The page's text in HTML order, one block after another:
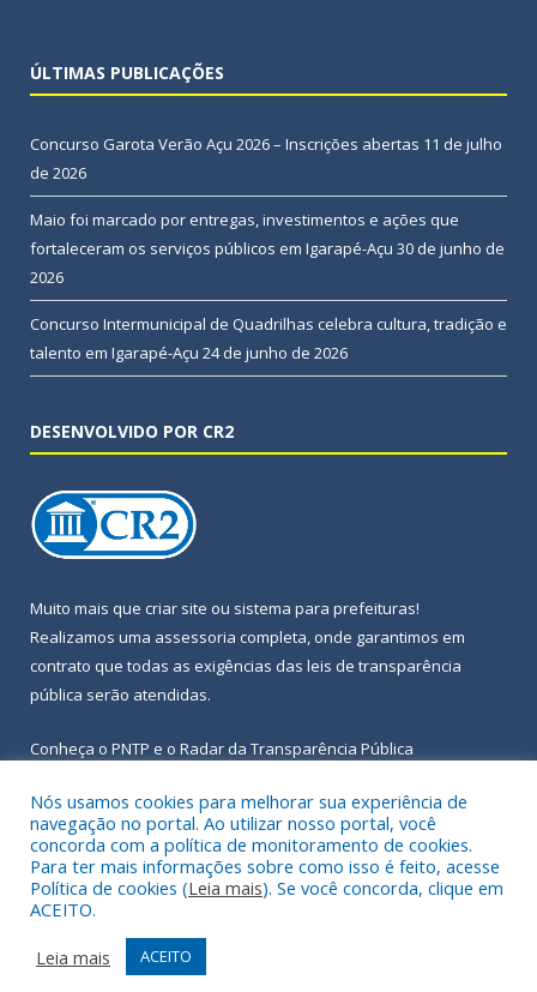
ÚLTIMAS PUBLICAÇÕES
Concurso Garota Verão Açu 2026 – Inscrições abertas 11 de julho
de 2026
Maio foi marcado por entregas, investimentos e ações que
fortaleceram os serviços públicos em Igarapé-Açu 30 de junho de
2026
Concurso Intermunicipal de Quadrilhas celebra cultura, tradição e
talento em Igarapé-Açu 24 de junho de 2026
DESENVOLVIDO POR CR2
Muito mais que criar site ou sistema para prefeituras!
Realizamos uma assessoria completa, onde garantimos em
contrato que todas as exigências das leis de transparência
pública serão atendidas.
Conheça o PNTP e o Radar da Transparência Pública
Todos os direitos reservados a Prefeitura Municipal de Igarapé-
Açu.
Frequência Online
Acessar Área Administrativa
Nós usamos cookies para melhorar sua experiência de
navegação no portal. Ao utilizar nosso portal, você
concorda com a política de monitoramento de cookies.
Para ter mais informações sobre como isso é feito, acesse
Política de cookies (Leia mais). Se você concorda, clique em
ACEITO.
Leia mais
ACEITO